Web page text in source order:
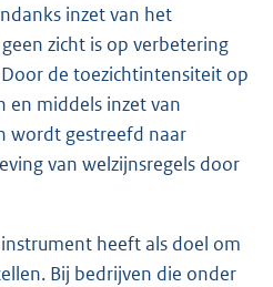
inzet van het
zicht is op verbetering
de toezichtintensiteit op
en middels inzet van
wordt gestreefd naar
van welzijnsregels door
heeft als doel om
Bij bedrijven die onder